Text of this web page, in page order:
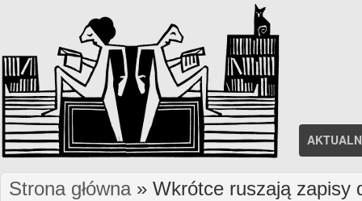
Jesteś tutaj
Strona główna» Wkrótce ruszają zapisy